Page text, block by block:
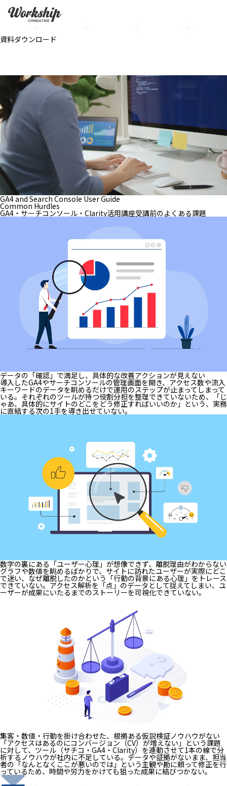
データの見方に迷うGA4やサーチコンソールに、Clarityを掛け合わ
せ、サイトを改善するノウハウを学ぶ講座です。座学ではなく自社デー
タを使ったハンズオン形式で、上司を納得させる客観的な事実（証拠）
資料ダウンロード
GA4 and Search Console User Guide
Common Hurdles
GA4・サーチコンソール・Clarity活用講座受講前のよくある課題
データの「確認」で満足し、具体的な改善アクションが見えない
導入したGA4やサーチコンソールの管理画面を開き、アクセス数や流入
キーワードのデータを眺めるだけで運用のステップが止まってしまって
いる。それぞれのツールが持つ役割分担を整理できていないため、「じ
ゃあ、具体的にサイトのどこをどう修正すればいいのか」という、実務
に直結する次の1手を導き出せていない。
数字の裏にある「ユーザー心理」が想像できず、離脱理由がわからない
グラフや数値を眺めるばかりで、サイトに訪れたユーザーが実際にどこ
で迷い、なぜ離脱したのかという「行動の背景にある心理」をトレース
できていない。アクセス解析を「点」のデータとして捉えてしまい、ユ
ーザーが成果にいたるまでのストーリーを可視化できていない。
集客・数値・行動を掛け合わせた、根拠ある仮説検証ノウハウがない
「アクセスはあるのにコンバージョン（CV）が増えない」という課題
に対して、ツール（サチコ・GA4・Clarity）を連動させて1本の線で分
析するノウハウが社内に不足している。データや証拠がないまま、担当
者の「なんとなくここが悪いのでは」という主観や勘に頼って修正を行
っているため、時間や労力をかけても狙った成果に結びつかない。